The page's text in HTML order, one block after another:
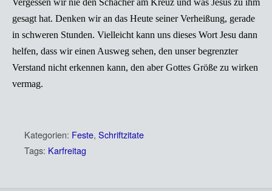
Vergessen wir nie den Schächer am Kreuz und was Jesus zu ihm
gesagt hat. Denken wir an das Heute seiner Verheißung, gerade
in schweren Stunden. Vielleicht kann uns dieses Wort Jesu dann
helfen, dass wir einen Ausweg sehen, den unser begrenzter
Verstand nicht erkennen kann, den aber Gottes Größe zu wirken
vermag.
Kategorien: Feste, Schriftzitate
Tags: Karfreitag